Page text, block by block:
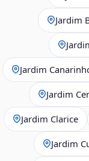
Jardim
Jardim
Jardim
Jardim Clarice
Jardim